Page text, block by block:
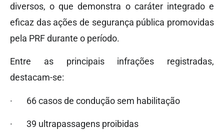
diversos, o que demonstra o caráter integrado e
eficaz das ações de segurança pública promovidas
pela PRF durante o período.
Entre as principais infrações registradas,
destacam-se:
· 66 casos de condução sem habilitação
· 39 ultrapassagens proibidas